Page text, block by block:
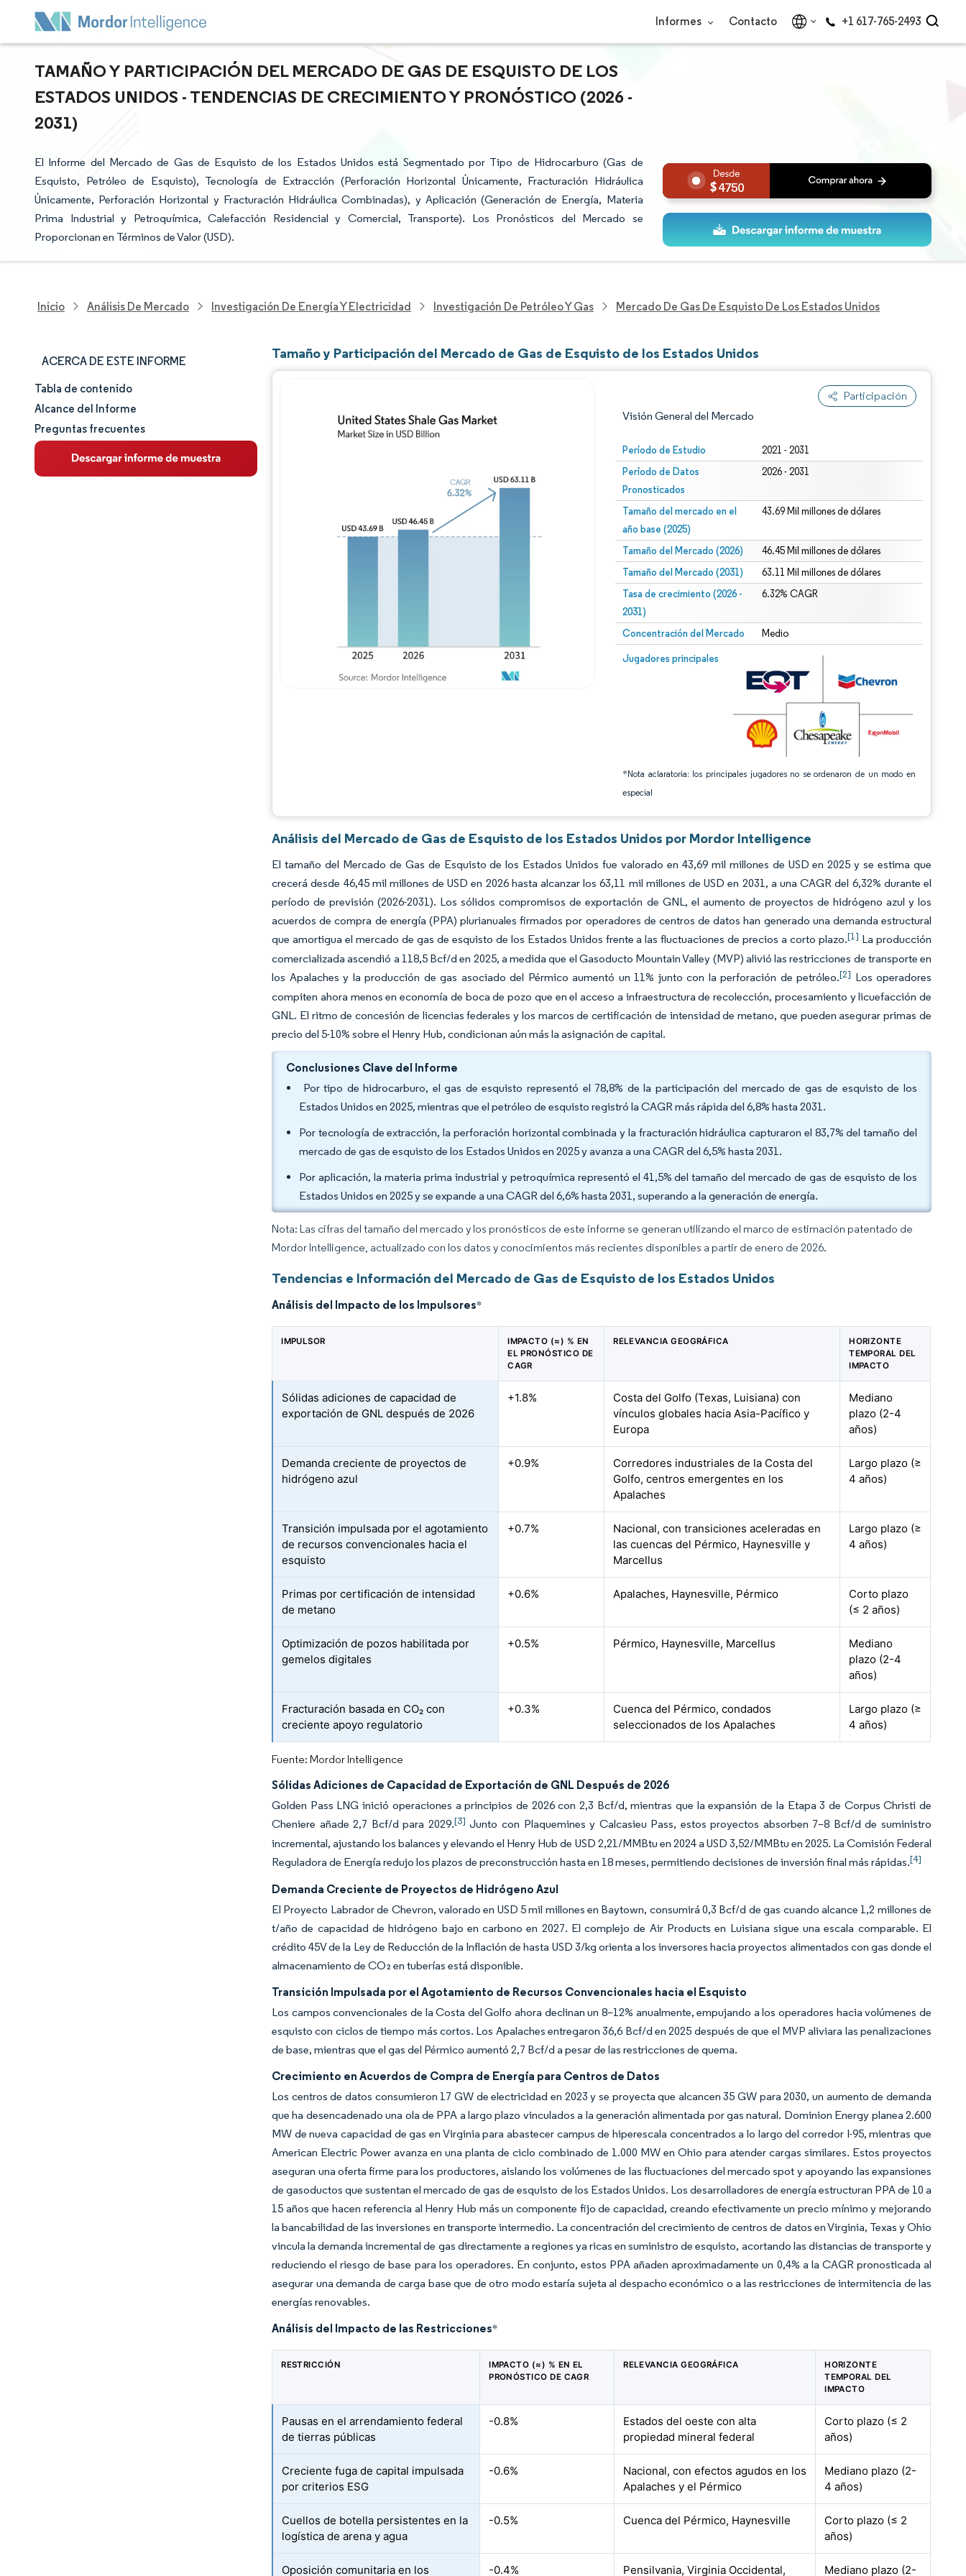
Informes Contacto +1 617-765-2493
TAMAÑO Y PARTICIPACIÓN DEL MERCADO DE GAS DE ESQUISTO DE LOS
ESTADOS UNIDOS - TENDENCIAS DE CRECIMIENTO Y PRONÓSTICO (2026 -
2031)
El Informe del Mercado de Gas de Esquisto de los Estados Unidos está Segmentado por Tipo de Hidrocarburo (Gas de
Esquisto, Petróleo de Esquisto), Tecnología de Extracción (Perforación Horizontal Únicamente, Fracturación Hidráulica
Únicamente, Perforación Horizontal y Fracturación Hidráulica Combinadas), y Aplicación (Generación de Energía, Materia
Prima Industrial y Petroquímica, Calefacción Residencial y Comercial, Transporte). Los Pronósticos del Mercado se
Proporcionan en Términos de Valor (USD).
4750
Inicio Análisis De Mercado Investigación De Energía Y Electricidad Investigación De Petróleo Y Gas Mercado De Gas De Esquisto De Los Estados Unidos
ACERCA DE ESTE INFORME
Tamaño y cuota de mercado
Análisis de mercado
Tendencias e ideas
Tabla de contenido
Alcance del Informe
Preguntas frecuentes
Tamaño y Participación del Mercado de Gas de Esquisto de los Estados Unidos
Participación
Visión General del Mercado
Período de Estudio 2021 - 2031
Período de Datos
Pronosticados
2026 - 2031
Tamaño del mercado en el
año base (2025)
43.69 Mil millones de dólares
Tamaño del Mercado (2026) 46.45 Mil millones de dólares
Tamaño del Mercado (2031) 63.11 Mil millones de dólares
Tasa de crecimiento (2026 -
2031)
6.32% CAGR
Concentración del Mercado Medio
Jugadores principales
*Nota aclaratoria: los principales jugadores no se ordenaron de un modo en
especial
Imagen © Mordor Intelligence. El uso requiere atribución según CC BY 4.0.
Imagen © Mordor Intelligence. El uso requiere atribución según CC BY 4.0.
Análisis del Mercado de Gas de Esquisto de los Estados Unidos por Mordor Intelligence
El tamaño del Mercado de Gas de Esquisto de los Estados Unidos fue valorado en 43,69 mil millones de USD en 2025 y se estima que
crecerá desde 46,45 mil millones de USD en 2026 hasta alcanzar los 63,11 mil millones de USD en 2031, a una CAGR del 6,32% durante el
período de previsión (2026-2031). Los sólidos compromisos de exportación de GNL, el aumento de proyectos de hidrógeno azul y los
acuerdos de compra de energía (PPA) plurianuales firmados por operadores de centros de datos han generado una demanda estructural
que amortigua el mercado de gas de esquisto de los Estados Unidos frente a las fluctuaciones de precios a corto plazo.[1] La producción
comercializada ascendió a 118,5 Bcf/d en 2025, a medida que el Gasoducto Mountain Valley (MVP) alivió las restricciones de transporte en
los Apalaches y la producción de gas asociado del Pérmico aumentó un 11% junto con la perforación de petróleo.[2] Los operadores
compiten ahora menos en economía de boca de pozo que en el acceso a infraestructura de recolección, procesamiento y licuefacción de
GNL. El ritmo de concesión de licencias federales y los marcos de certificación de intensidad de metano, que pueden asegurar primas de
precio del 5-10% sobre el Henry Hub, condicionan aún más la asignación de capital.
Conclusiones Clave del Informe
Por tipo de hidrocarburo, el gas de esquisto representó el 78,8% de la participación del mercado de gas de esquisto de los
Estados Unidos en 2025, mientras que el petróleo de esquisto registró la CAGR más rápida del 6,8% hasta 2031.
Por tecnología de extracción, la perforación horizontal combinada y la fracturación hidráulica capturaron el 83,7% del tamaño del
mercado de gas de esquisto de los Estados Unidos en 2025 y avanza a una CAGR del 6,5% hasta 2031.
Por aplicación, la materia prima industrial y petroquímica representó el 41,5% del tamaño del mercado de gas de esquisto de los
Estados Unidos en 2025 y se expande a una CAGR del 6,6% hasta 2031, superando a la generación de energía.
Nota: Las cifras del tamaño del mercado y los pronósticos de este informe se generan utilizando el marco de estimación patentado de
Mordor Intelligence, actualizado con los datos y conocimientos más recientes disponibles a partir de enero de 2026.
Tendencias e Información del Mercado de Gas de Esquisto de los Estados Unidos
Análisis del Impacto de los Impulsores*
IMPULSOR
IMPACTO (≈) % EN
EL PRONÓSTICO DE
CAGR
RELEVANCIA GEOGRÁFICA
HORIZONTE
TEMPORAL DEL
IMPACTO
Sólidas adiciones de capacidad de
exportación de GNL después de 2026
+1.8%
Costa del Golfo (Texas, Luisiana) con
vínculos globales hacia Asia-Pacífico y
Europa
Mediano
plazo (2-4
años)
Demanda creciente de proyectos de
hidrógeno azul
+0.9%
Corredores industriales de la Costa del
Golfo, centros emergentes en los
Apalaches
Largo plazo (≥
4 años)
Transición impulsada por el agotamiento
de recursos convencionales hacia el
esquisto
+0.7%
Nacional, con transiciones aceleradas en
las cuencas del Pérmico, Haynesville y
Marcellus
Largo plazo (≥
4 años)
Primas por certificación de intensidad
de metano
+0.6% Apalaches, Haynesville, Pérmico
Corto plazo
(≤ 2 años)
Optimización de pozos habilitada por
gemelos digitales
+0.5% Pérmico, Haynesville, Marcellus
Mediano
plazo (2-4
años)
Fracturación basada en CO₂ con
creciente apoyo regulatorio
+0.3%
Cuenca del Pérmico, condados
seleccionados de los Apalaches
Largo plazo (≥
4 años)
Fuente: Mordor Intelligence
Sólidas Adiciones de Capacidad de Exportación de GNL Después de 2026
Golden Pass LNG inició operaciones a principios de 2026 con 2,3 Bcf/d, mientras que la expansión de la Etapa 3 de Corpus Christi de
Cheniere añade 2,7 Bcf/d para 2029.[3] Junto con Plaquemines y Calcasieu Pass, estos proyectos absorben 7–8 Bcf/d de suministro
incremental, ajustando los balances y elevando el Henry Hub de USD 2,21/MMBtu en 2024 a USD 3,52/MMBtu en 2025. La Comisión Federal
Reguladora de Energía redujo los plazos de preconstrucción hasta en 18 meses, permitiendo decisiones de inversión final más rápidas.[4]
Demanda Creciente de Proyectos de Hidrógeno Azul
El Proyecto Labrador de Chevron, valorado en USD 5 mil millones en Baytown, consumirá 0,3 Bcf/d de gas cuando alcance 1,2 millones de
t/año de capacidad de hidrógeno bajo en carbono en 2027. El complejo de Air Products en Luisiana sigue una escala comparable. El
crédito 45V de la Ley de Reducción de la Inflación de hasta USD 3/kg orienta a los inversores hacia proyectos alimentados con gas donde el
almacenamiento de CO₂ en tuberías está disponible.
Transición Impulsada por el Agotamiento de Recursos Convencionales hacia el Esquisto
Los campos convencionales de la Costa del Golfo ahora declinan un 8–12% anualmente, empujando a los operadores hacia volúmenes de
esquisto con ciclos de tiempo más cortos. Los Apalaches entregaron 36,6 Bcf/d en 2025 después de que el MVP aliviara las penalizaciones
de base, mientras que el gas del Pérmico aumentó 2,7 Bcf/d a pesar de las restricciones de quema.
Crecimiento en Acuerdos de Compra de Energía para Centros de Datos
Los centros de datos consumieron 17 GW de electricidad en 2023 y se proyecta que alcancen 35 GW para 2030, un aumento de demanda
que ha desencadenado una ola de PPA a largo plazo vinculados a la generación alimentada por gas natural. Dominion Energy planea 2.600
MW de nueva capacidad de gas en Virginia para abastecer campus de hiperescala concentrados a lo largo del corredor I-95, mientras que
American Electric Power avanza en una planta de ciclo combinado de 1.000 MW en Ohio para atender cargas similares. Estos proyectos
aseguran una oferta firme para los productores, aislando los volúmenes de las fluctuaciones del mercado spot y apoyando las expansiones
de gasoductos que sustentan el mercado de gas de esquisto de los Estados Unidos. Los desarrolladores de energía estructuran PPA de 10 a
15 años que hacen referencia al Henry Hub más un componente fijo de capacidad, creando efectivamente un precio mínimo y mejorando
la bancabilidad de las inversiones en transporte intermedio. La concentración del crecimiento de centros de datos en Virginia, Texas y Ohio
vincula la demanda incremental de gas directamente a regiones ya ricas en suministro de esquisto, acortando las distancias de transporte y
reduciendo el riesgo de base para los operadores. En conjunto, estos PPA añaden aproximadamente un 0,4% a la CAGR pronosticada al
asegurar una demanda de carga base que de otro modo estaría sujeta al despacho económico o a las restricciones de intermitencia de las
energías renovables.
Análisis del Impacto de las Restricciones*
RESTRICCIÓN
IMPACTO (≈) % EN EL
PRONÓSTICO DE CAGR
RELEVANCIA GEOGRÁFICA
HORIZONTE
TEMPORAL DEL
IMPACTO
Pausas en el arrendamiento federal
de tierras públicas
-0.8%
Estados del oeste con alta
propiedad mineral federal
Corto plazo (≤ 2
años)
Creciente fuga de capital impulsada
por criterios ESG
-0.6%
Nacional, con efectos agudos en los
Apalaches y el Pérmico
Mediano plazo (2-
4 años)
Cuellos de botella persistentes en la
logística de arena y agua
-0.5% Cuenca del Pérmico, Haynesville
Corto plazo (≤ 2
años)
Oposición comunitaria en los -0.4% Pensilvania, Virginia Occidental, Mediano plazo (2-